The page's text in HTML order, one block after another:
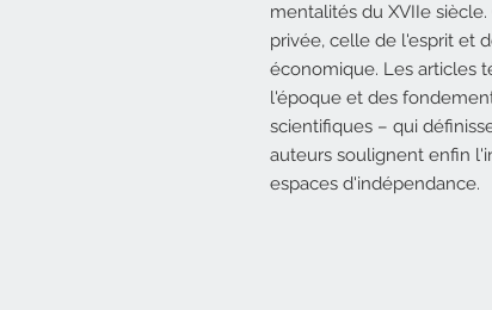
mentalités du XVIIe
privée, celle de l'esprit et
économique. Les articles
l'époque et des
scientifiques – qui
auteurs soulignent enfin
espaces d'indépendance.